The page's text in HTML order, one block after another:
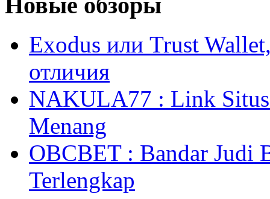
Exodus или Trust
отличия
NAKULA77 : Link Situs
Menang
OBCBET : Bandar Judi
Terlengkap